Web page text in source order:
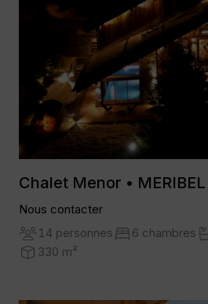
Chalet Menor • MERIBEL
Nous contacter
14 personnes
6 chambres
330 m²